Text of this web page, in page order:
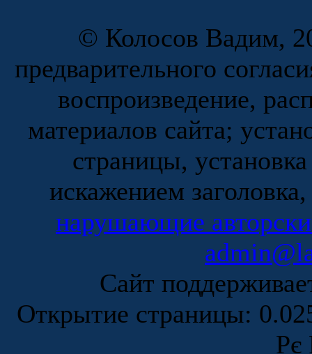
© Колосов Вадим,
предварительного
воспроизведение,
материалов сайта;
страницы,
искажением
нарушающие
Сайт
Открытие страницы:
Рє